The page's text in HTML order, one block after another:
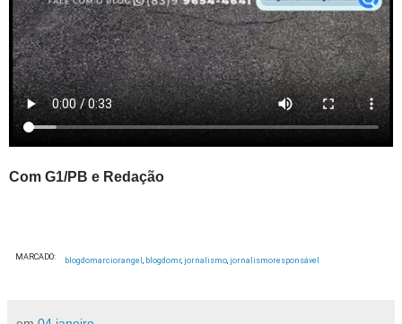
Com G1/PB e Redação
MARCADO: blogdomarciorangel blogdomr, jornalismo jornalismoresponsável